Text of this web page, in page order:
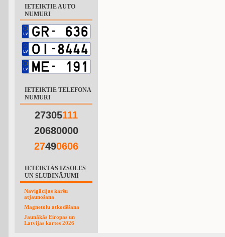
IETEIKTIE AUTO
NUMURI
IETEIKTIE TELEFONA
NUMURI
27305111
20680000
27490606
IETEIKTĀS IZSOLES
UN SLUDINĀJUMI
Navigācijas karšu
atjaunošana
Magnetolu atkodēšana
Jaunākās Eiropas un
Latvijas kartes 2026